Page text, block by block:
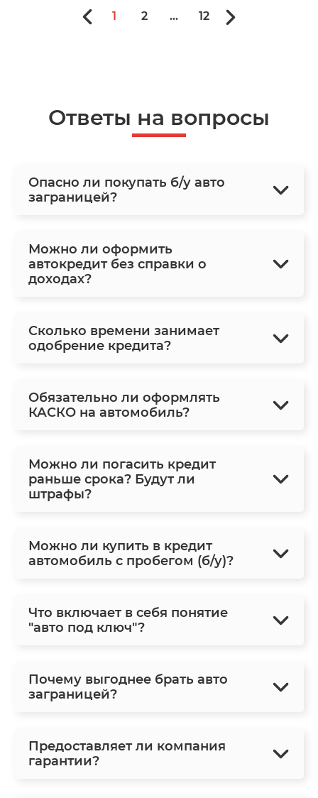
1 2 ... 12
Ответы на вопросы
Опасно ли покупать б/у авто
заграницей?
Можно ли оформить
автокредит без справки о
доходах?
Сколько времени занимает
одобрение кредита?
Обязательно ли оформлять
КАСКО на автомобиль?
Можно ли погасить кредит
раньше срока? Будут ли
штрафы?
Можно ли купить в кредит
автомобиль с пробегом (б/у)?
Что включает в себя понятие
"авто под ключ"?
Почему выгоднее брать авто
заграницей?
Предоставляет ли компания
гарантии?